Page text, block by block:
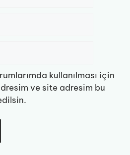
kullanılması için
ve site adresim bu